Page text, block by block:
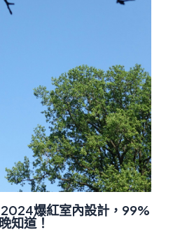
爆紅室內設計，99%
知道！